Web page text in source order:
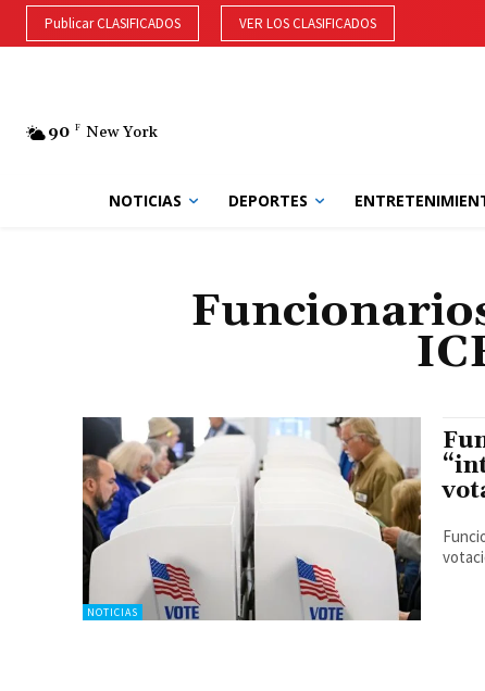
Publicar CLASIFICADOS VER LOS CLASIFICADOS
90 F New York
NOTICIAS DEPORTES
NOTICIAS